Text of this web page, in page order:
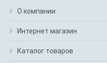
О компании
Интернет магазин
Каталог товаров